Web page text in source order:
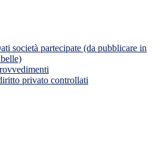
società partecipate (da pubblicare in
privato controllati